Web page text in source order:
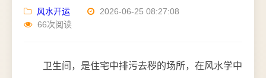
风水开运
2026-06-25 08:27:08
66次阅读
卫生间，是住宅中排污去秽的场所，在风水学中